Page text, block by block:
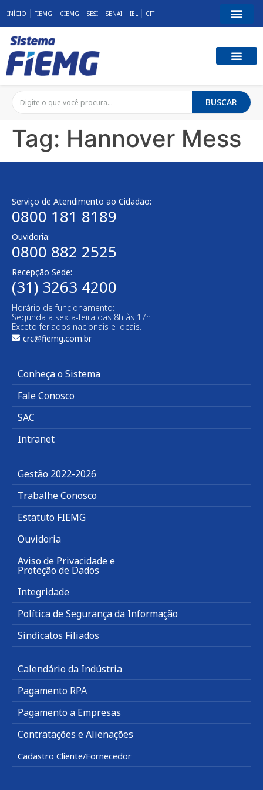
INÍCIO FIEMG CIEMG SESI SENAI IEL CIT
BUSCAR
Tag: Hannover Mess
Serviço de Atendimento ao Cidadão:
0800 181 8189
Ouvidoria:
0800 882 2525​
Recepção Sede:
(31) 3263 4200
Horário de funcionamento:
Segunda a sexta-feira das 8h às 17h
Exceto feriados nacionais e locais.
crc@fiemg.com.br
Conheça o Sistema
Fale Conosco
SAC
Intranet
Gestão 2022-2026
Trabalhe Conosco
Estatuto FIEMG
Ouvidoria
Aviso de Privacidade e
Proteção de Dados
Integridade
Política de Segurança da Informação
Sindicatos Filiados
Calendário da Indústria
Pagamento RPA
Pagamento a Empresas
Contratações e Alienações
Cadastro Cliente/Fornecedor